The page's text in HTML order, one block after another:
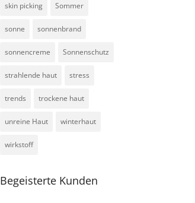
skin picking Sommer
sonne sonnenbrand
sonnencreme Sonnenschutz
strahlende haut stress
trends trockene haut
unreine Haut winterhaut
wirkstoff
Begeisterte Kunden